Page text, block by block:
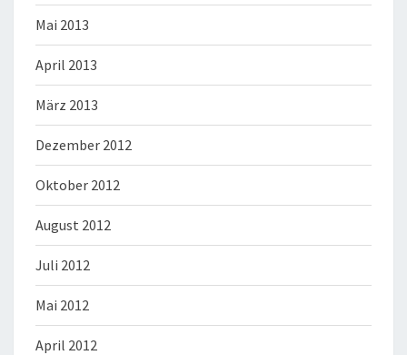
Mai 2013
April 2013
März 2013
Dezember 2012
Oktober 2012
August 2012
Juli 2012
Mai 2012
April 2012